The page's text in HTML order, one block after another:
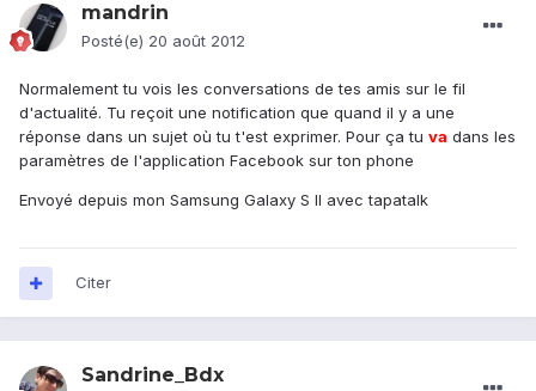
mandrin
Posté(e) 20 août 2012
Normalement tu vois les conversations de tes amis sur le fil
d'actualité. Tu reçoit une notification que quand il y a une
réponse dans un sujet où tu t'est exprimer. Pour ça tu va dans les
paramètres de l'application Facebook sur ton phone
Envoyé depuis mon Samsung Galaxy S II avec tapatalk
Citer
Sandrine_Bdx